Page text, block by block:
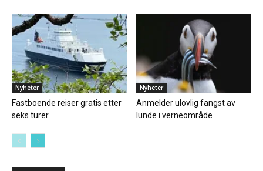
Nyheter
Fastboende reiser gratis etter
seks turer
Nyheter
Anmelder ulovlig fangst av
lunde i verneområde